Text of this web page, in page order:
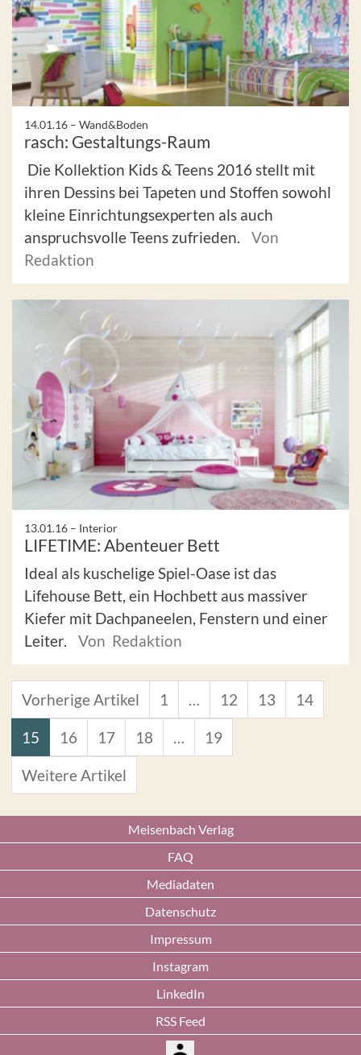
14.01.16 – Wand&Boden
rasch: Gestaltungs-Raum
Die Kollektion Kids & Teens 2016 stellt mit
ihren Dessins bei Tapeten und Stoffen sowohl
kleine Einrichtungsexperten als auch
anspruchsvolle Teens zufrieden.
Von
Redaktion
13.01.16 – Interior
LIFETIME: Abenteuer Bett
Ideal als kuschelige Spiel-Oase ist das
Lifehouse Bett, ein Hochbett aus massiver
Kiefer mit Dachpaneelen, Fenstern und einer
Leiter.
Von Redaktion
Vorherige Artikel 1 … 12 13 14
15 16 17 18 … 19
Weitere Artikel
Meisenbach Verlag
FAQ
Mediadaten
Datenschutz
Impressum
Instagram
LinkedIn
RSS Feed